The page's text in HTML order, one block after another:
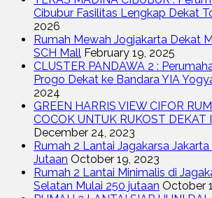
Cibubur Fasilitas Lengkap Dekat
2026
Rumah Mewah Jogjakarta Dekat
SCH Mall February 19, 2025
CLUSTER PANDAWA 2 :
Progo Dekat ke Bandara YIA
2024
GREEN HARRIS VIEW CIFOR
COCOK UNTUK RUKOST DEKAT
December 24, 2023
Rumah 2 Lantai Jagakarsa
Jutaan October 19, 2023
Rumah 2 Lantai Minimalis di
Selatan Mulai 250 jutaan October